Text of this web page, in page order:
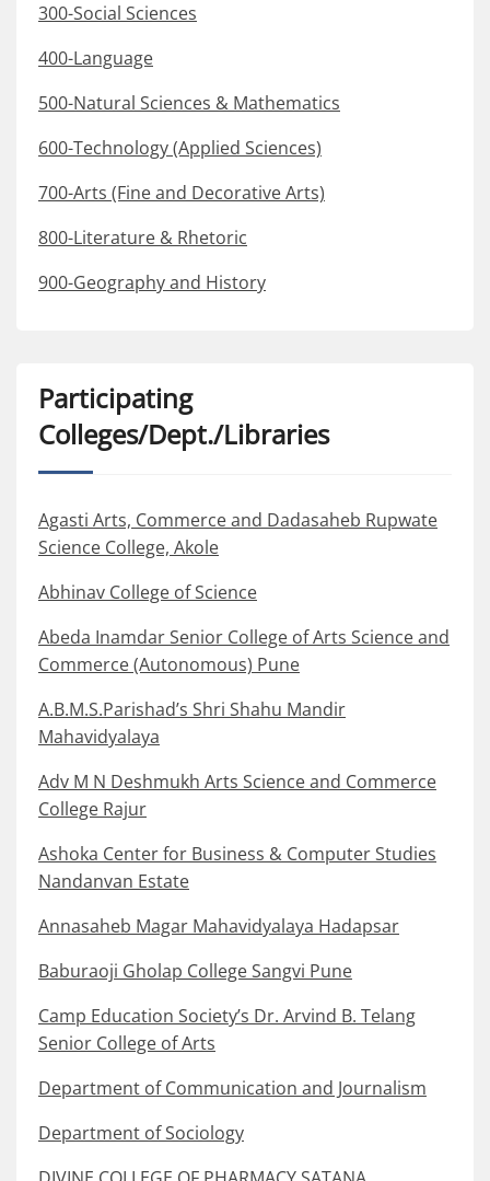
300-Social Sciences
400-Language
500-Natural Sciences & Mathematics
600-Technology (Applied Sciences)
700-Arts (Fine and Decorative Arts)
800-Literature & Rhetoric
900-Geography and History
Participating
Colleges/Dept./Libraries
Agasti Arts, Commerce and Dadasaheb Rupwate
Science College, Akole
Abhinav College of Science
Abeda Inamdar Senior College of Arts Science and
Commerce (Autonomous) Pune
A.B.M.S.Parishad’s Shri Shahu Mandir
Mahavidyalaya
Adv M N Deshmukh Arts Science and Commerce
College Rajur
Ashoka Center for Business & Computer Studies
Nandanvan Estate
Annasaheb Magar Mahavidyalaya Hadapsar
Baburaoji Gholap College Sangvi Pune
Camp Education Society’s Dr. Arvind B. Telang
Senior College of Arts
Department of Communication and Journalism
Department of Sociology